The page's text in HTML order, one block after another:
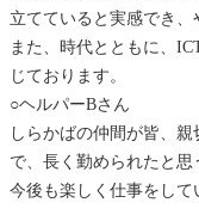
か
ば
立てていると実感でき、
また、時代とともに、
じております。
○ヘルパーBさん
しらかばの仲間が皆、
で、長く勤められたと思
今後も楽しく仕事をして